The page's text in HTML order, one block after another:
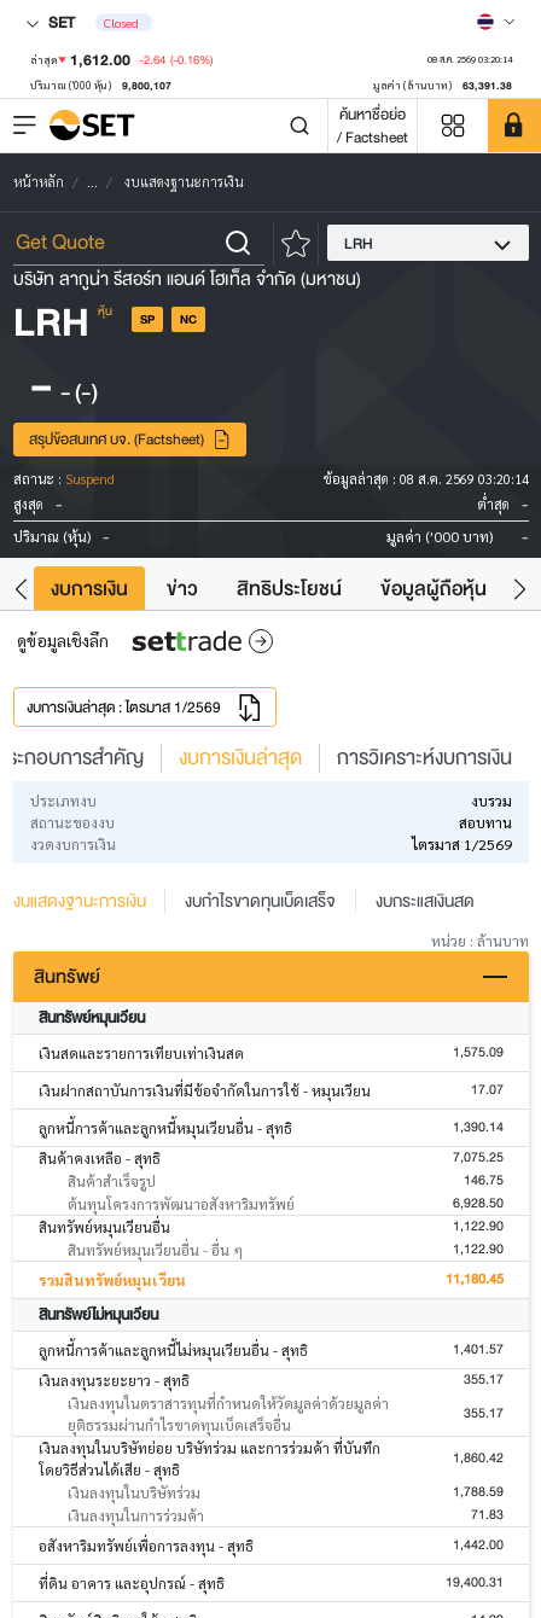
SET Closed
ล่าสุด 1,612.00 -2.64 (-0.16%) 08 ส.ค. 2569 03:20:14
ปริมาณ ('000 หุ้น) 9,800,107 มูลค่า (ล้านบาท) 63,391.38
ค้นหาชื่อย่อ
/ Factsheet
หน้าหลัก ... งบแสดงฐานะการเงิน
LRH
บริษัท ลากูน่า รีสอร์ท แอนด์ โฮเท็ล จำกัด (มหาชน)
LRH หุ้น SP NC
- -(-)
สรุปข้อสนเทศ บจ. (Factsheet)
สถานะ : Suspend ข้อมูลล่าสุด : 08 ส.ค. 2569 03:20:14
สูงสุด
- ต่ำสุด -
ปริมาณ (หุ้น) - มูลค่า ('000 บาท) -
งบการเงิน ข่าว สิทธิประโยชน์ ข้อมูลผู้ถือหุ้น
ดูข้อมูลเชิงลึก
งบการเงินล่าสุด : ไตรมาส 1/2569
ะกอบการสำคัญ งบการเงินล่าสุด การวิเคราะห์งบการเงิน
ประเภทงบ
งบรวม
สถานะของงบ
สอบทาน
งวดงบการเงิน
ไตรมาส 1/2569
งบแสดงฐานะการเงิน งบกำไรขาดทุนเบ็ดเสร็จ งบกระแสเงินสด
หน่วย : ล้านบาท
สินทรัพย์
สินทรัพย์หมุนเวียน
เงินสดและรายการเทียบเท่าเงินสด 1,575.09
เงินฝากสถาบันการเงินที่มีข้อจำกัดในการใช้ - หมุนเวียน 17.07
ลูกหนี้การค้าและลูกหนี้หมุนเวียนอื่น - สุทธิ 1,390.14
สินค้าคงเหลือ - สุทธิ 7,075.25
สินค้าสำเร็จรูป 146.75
ต้นทุนโครงการพัฒนาอสังหาริมทรัพย์ 6,928.50
สินทรัพย์หมุนเวียนอื่น 1,122.90
สินทรัพย์หมุนเวียนอื่น - อื่น ๆ 1,122.90
รวมสินทรัพย์หมุนเวียน 11,180.45
สินทรัพย์ไม่หมุนเวียน
ลูกหนี้การค้าและลูกหนี้ไม่หมุนเวียนอื่น - สุทธิ 1,401.57
เงินลงทุนระยะยาว - สุทธิ 355.17
เงินลงทุนในตราสารทุนที่กำหนดให้วัดมูลค่าด้วยมูลค่า
ยุติธรรมผ่านกำไรขาดทุนเบ็ดเสร็จอื่น
355.17
เงินลงทุนในบริษัทย่อย บริษัทร่วม และการร่วมค้า ที่บันทึก
โดยวิธีส่วนได้เสีย - สุทธิ
1,860.42
เงินลงทุนในบริษัทร่วม 1,788.59
เงินลงทุนในการร่วมค้า 71.83
อสังหาริมทรัพย์เพื่อการลงทุน - สุทธิ 1,442.00
ที่ดิน อาคาร และอุปกรณ์ - สุทธิ 19,400.31